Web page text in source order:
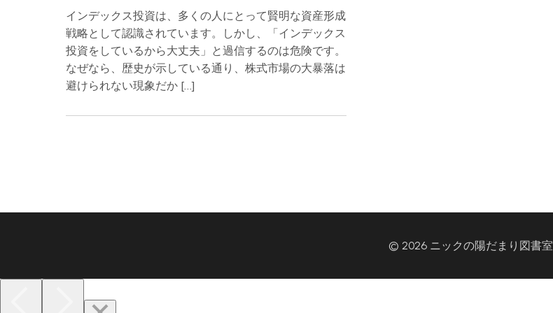
インデックス投資は、多くの人にとって賢明な資産形成
戦略として認識されています。しかし、「インデックス
投資をしているから大丈夫」と過信するのは危険です。
なぜなら、歴史が示している通り、株式市場の大暴落は
避けられない現象だか […]
© 2026 ニックの陽だまり図書室